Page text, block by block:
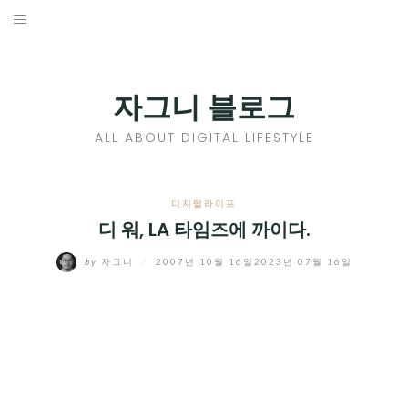
Skip
자그니 블로그
ALL ABOUT DIGITAL LIFESTYLE
디지털라이프
디 워, LA 타임즈에 까이다.
by 자그니 2007년 10월 16일 2023년 07월 16일
CHILD
MENU
디지털라이프